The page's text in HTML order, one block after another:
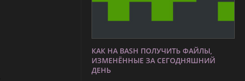
КАК НА BASH ПОЛУЧИТЬ ФАЙЛЫ,
ИЗМЕНЁННЫЕ ЗА СЕГОДНЯШНИЙ
ДЕНЬ